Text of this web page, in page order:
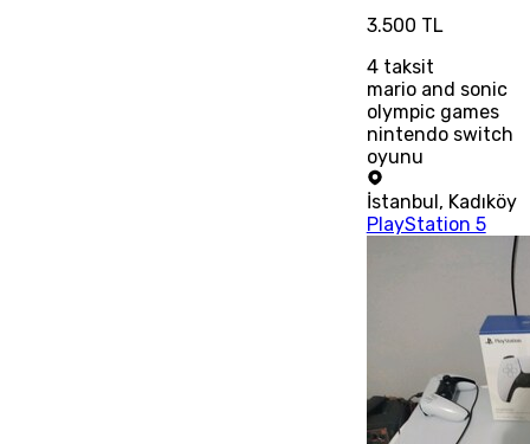
3.500 TL
4taksit
mario and sonic
olympic games
nintendo switch
oyunu
İstanbul, Kadıköy
PlayStation 5